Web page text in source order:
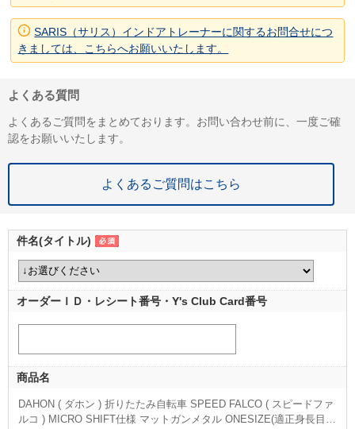
SARIS（サリス）インドアトレーナーに関するお問合せにつ
きましては、こちらへお願いいたします。
よくある質問
よくあるご質問をまとめております。お問い合わせ前に、一度ご確
認をお願いいたします。
よくあるご質問はこちら
件名(タイトル)
オーダーＩＤ・レシート番号・Y's Club Card番号
商品名
DAHON ( ダホン ) 折りたたみ自転車 SPEED FALCO ( スピードファ
ルコ ) MICRO SHIFT仕様 マットガンメタル ONESIZE(適正身長目安